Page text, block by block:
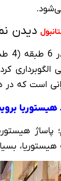
دیدن
الگوبرداری
است که در
هیستوریا
هیستوریا،